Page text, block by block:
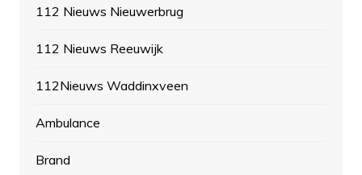
112 Nieuws Nieuwerbrug
112 Nieuws Reeuwijk
112Nieuws Waddinxveen
Ambulance
Brand